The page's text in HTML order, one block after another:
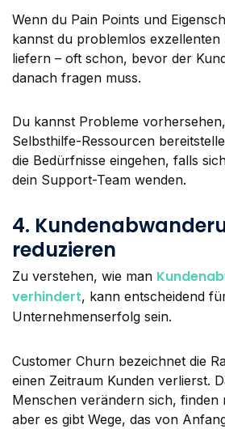
Wenn du Pain Points und
kannst du problemlos exzellenten
liefern – oft schon, bevor der
danach fragen muss.
Du kannst Probleme
Selbsthilfe-Ressourcen
die Bedürfnisse eingehen, falls
dein Support-Team wenden.
4.
reduzieren
Zu verstehen, wie man
verhindert, kann entscheidend
Unternehmenserfolg sein.
Customer Churn bezeichnet die
einen Zeitraum Kunden verlierst.
Menschen verändern sich, finden
aber es gibt Wege, das von